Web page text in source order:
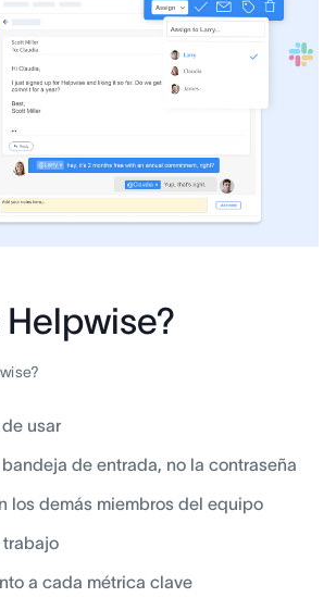
Helpwise?
usar
de entrada, no la contraseña
los demás miembros del equipo
trabajo
a cada métrica clave